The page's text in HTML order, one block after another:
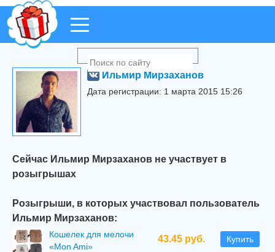
Ильмир Мирзаханов
Дата регистрации: 1 марта 2015 15:26
Сейчас Ильмир Мирзаханов не участвует в
розыгрышах
Розыгрыши, в которых участвовал пользователь
Ильмир Мирзаханов:
43.45 руб. Купить
Кошелек для мелочи
«Mon Ami»